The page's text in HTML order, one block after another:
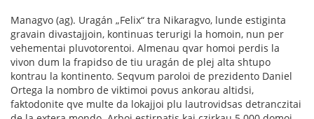
Managvo (ag). Uragán „Felix“ tra Nikaragvo, lunde estiginta
gravain divastajjoin, kontinuas terurigi la homoin, nun per
vehementai pluvotorentoi. Almenau qvar homoi perdis la
vivon dum la frapidso de tiu uragán de plej alta shtupo
kontrau la kontinento. Seqvum paroloi de prezidento Daniel
Ortega la nombro de viktimoi povus ankorau altidsi,
faktodonite qve multe da lokajjoi plu lautrovidsas detranczitai